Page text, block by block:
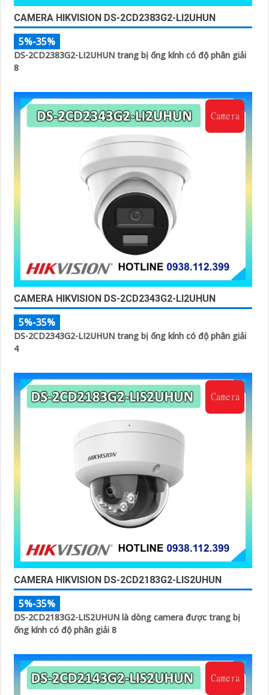
CAMERA HIKVISION DS-2CD2383G2-LI2UHUN
5%-35%
DS-2CD2383G2-LI2UHUN trang bị ống kính có độ phân giải
8
CAMERA HIKVISION DS-2CD2343G2-LI2UHUN
5%-35%
DS-2CD2343G2-LI2UHUN trang bị ống kính có độ phân giải
4
CAMERA HIKVISION DS-2CD2183G2-LIS2UHUN
5%-35%
DS-2CD2183G2-LIS2UHUN là dòng camera được trang bị
ống kính có độ phân giải 8